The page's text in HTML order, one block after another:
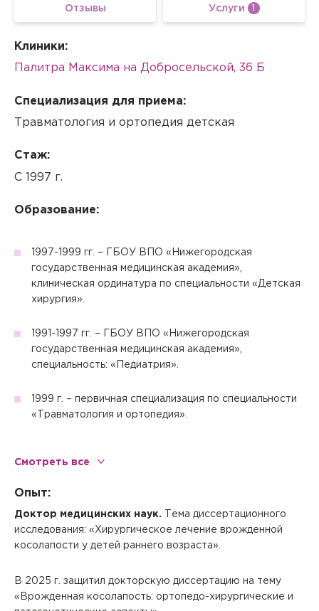
Отзывы Услуги 1
Клиники:
Палитра Максима на Добросельской, 36 Б
Специализация для приема:
Травматология и ортопедия детская
Стаж:
С 1997 г.
Образование:
1997-1999 гг. – ГБОУ ВПО «Нижегородская
государственная медицинская академия»,
клиническая ординатура по специальности «Детская
хирургия».
1991-1997 гг. – ГБОУ ВПО «Нижегородская
государственная медицинская академия»,
специальность: «Педиатрия».
1999 г. – первичная специализация по специальности
«Травматология и ортопедия».
Государственного учреждения «Нижегородский
ортопедии Министерства здравоохранения
Российской Федерации».
В 2013 году окончил ФГАОУ ВПО «Национальный
экономики» по программе «Инновационный
менеджмент».
Смотреть все
Опыт:
Доктор медицинских наук. Тема диссертационного
исследования: «Хирургическое лечение врожденной
косолапости у детей раннего возраста».
В 2025 г. защитил докторскую диссертацию на тему
«Врожденная косолапость: ортопедо-хирургические и